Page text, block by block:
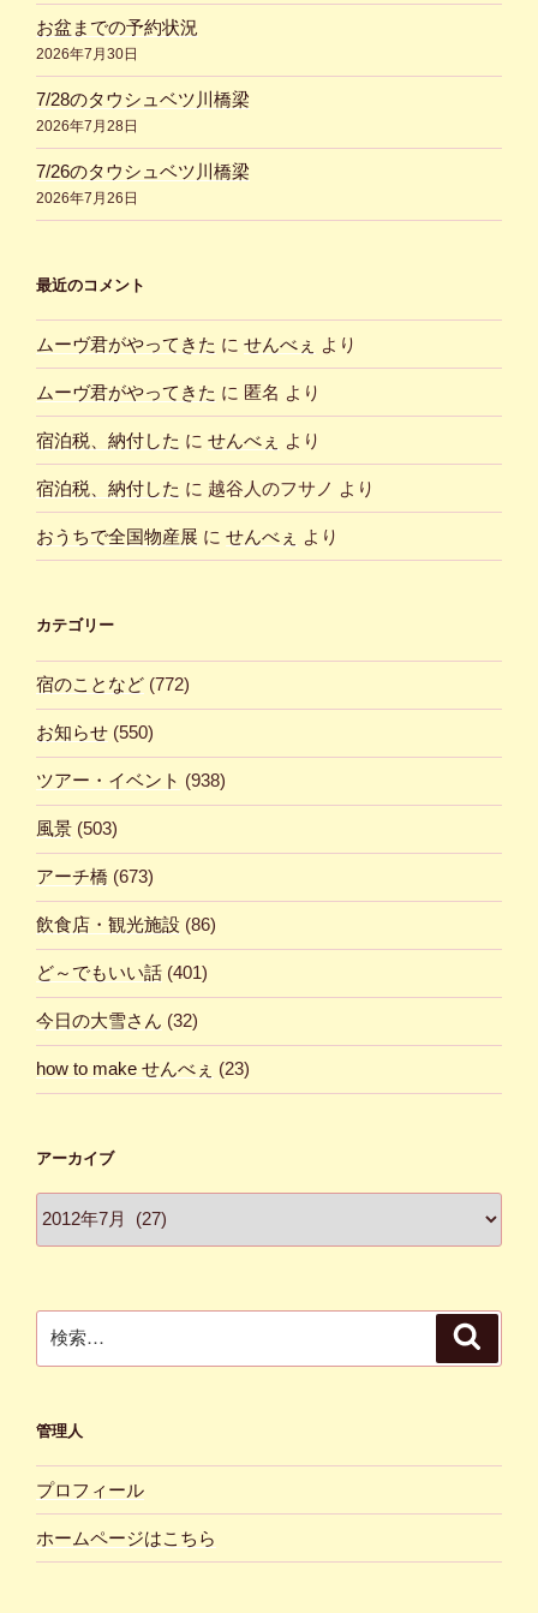
お盆までの予約状況
2026年7月30日
7/28のタウシュベツ川橋梁
2026年7月28日
7/26のタウシュベツ川橋梁
2026年7月26日
最近のコメント
ムーヴ君がやってきた に せんべぇ より
ムーヴ君がやってきた に 匿名 より
宿泊税、納付した に せんべぇ より
宿泊税、納付した に 越谷人のフサノ より
おうちで全国物産展 に せんべぇ より
カテゴリー
宿のことなど (772)
お知らせ (550)
ツアー・イベント (938)
風景 (503)
アーチ橋 (673)
飲食店・観光施設 (86)
ど～でもいい話 (401)
今日の大雪さん (32)
how to make せんべぇ (23)
アーカイブ
索:
管理人
プロフィール
ホームページはこちら